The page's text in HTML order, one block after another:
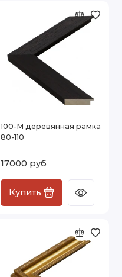
100-М деревянная рамка
80-110
17000 руб
Купить